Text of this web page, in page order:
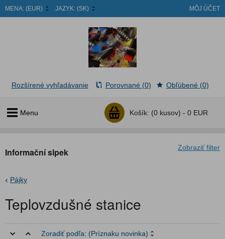
MENA: (EUR) JAZYK: (SK) MÔJ ÚČET
Menu Košík: (0 kusov) - 0 EUR
Rozšírené vyhľadávanie Porovnané (0) Obľúbené (0)
Zobraziť filter
Informační slpek
Pájky
Teplovzdušné stanice
Zoradiť podľa: (Príznaku novinka)